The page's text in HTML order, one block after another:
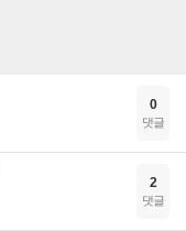
0
댓글
2
댓글